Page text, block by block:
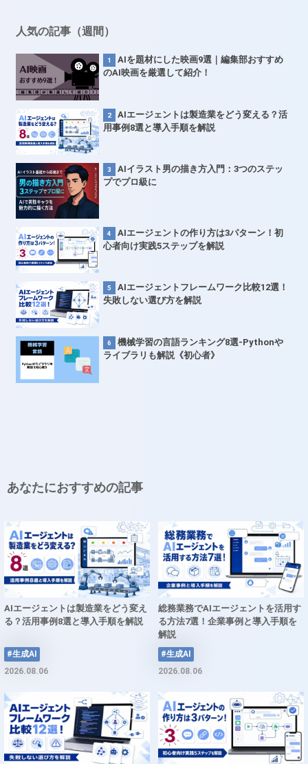
人気の記事（週間）
AIを題材にした映画9選｜編集部おすすめ
のAI映画を厳選して紹介！
AIエージェントは製造業をどう変える？活
用事例8選と導入手順を解説
AIイラスト男の描き方入門：3つのステッ
プでプロ級に
AIエージェントの作り方は3パターン！初
心者向け実践5ステップを解説
AIエージェントフレームワーク比較12選！
失敗しない選び方を解説
機械学習の言語ランキング8選-Pythonや
ライブラリも解説《初心者》
あなたにおすすめの記事
AIエージェントは製造業をどう変え
る？活用事例8選と導入手順を解説
#生成AI
2026.08.06
総務業務でAIエージェントを活用す
る方法7選！企業事例と導入手順を
解説
#生成AI
2026.08.06